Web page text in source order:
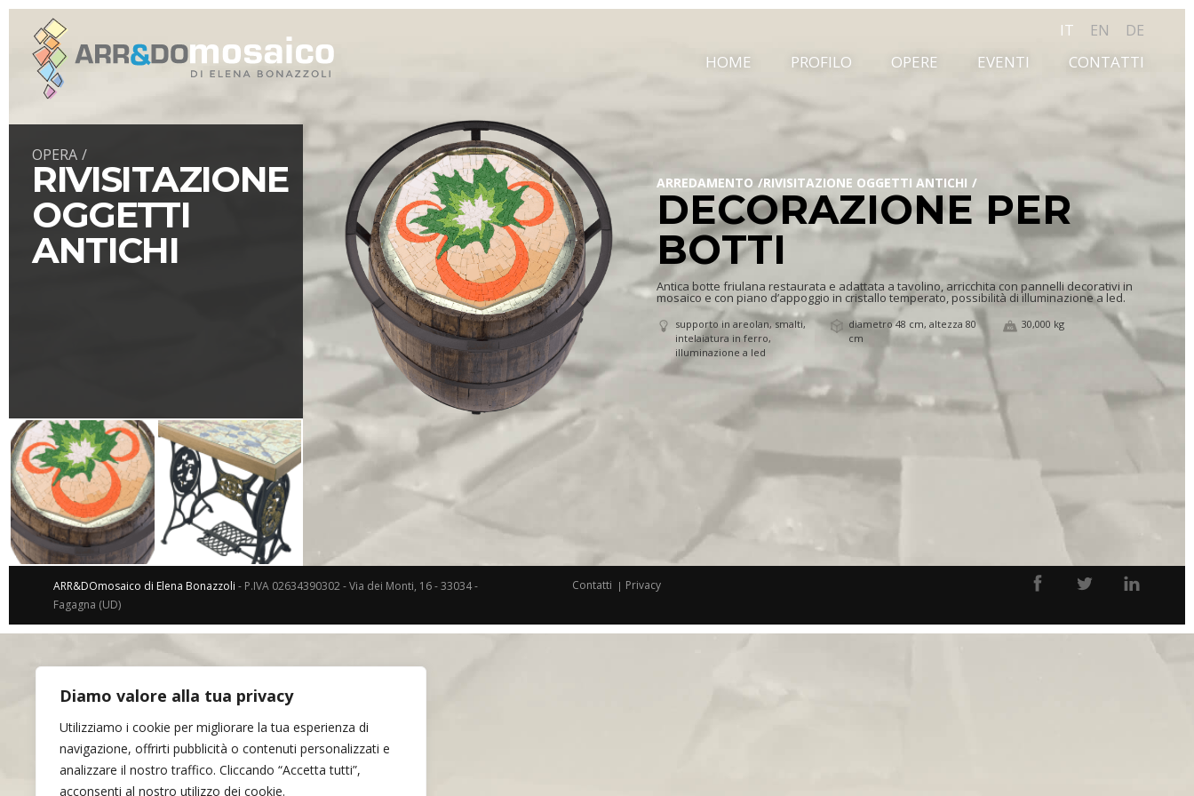
Diamo valore alla tua privacy
Utilizziamo i cookie per migliorare la tua esperienza di
navigazione, offrirti pubblicità o contenuti personalizzati e
analizzare il nostro traffico. Cliccando “Accetta tutti”,
acconsenti al nostro utilizzo dei cookie.
HOME PROFILO OPERE EVENTI CONTATTI
IT EN DE
OPERA
RIVISITAZIONE
OGGETTI
ANTICHI
ARREDAMENTO RIVISITAZIONE OGGETTI ANTICHI
DECORAZIONE PER
BOTTI
Antica botte friulana restaurata e adattata a tavolino, arricchita con pannelli decorativi in
mosaico e con piano d’appoggio in cristallo temperato, possibilità di illuminazione a led.
supporto in areolan, smalti,
intelaiatura in ferro,
illuminazione a led
diametro 48 cm, altezza 80
cm
30,000 kg
ARR&DOmosaico di Elena Bonazzoli - P.IVA 02634390302 - Via dei Monti, 16 - 33034 -
Fagagna (UD)
Contatti Privacy